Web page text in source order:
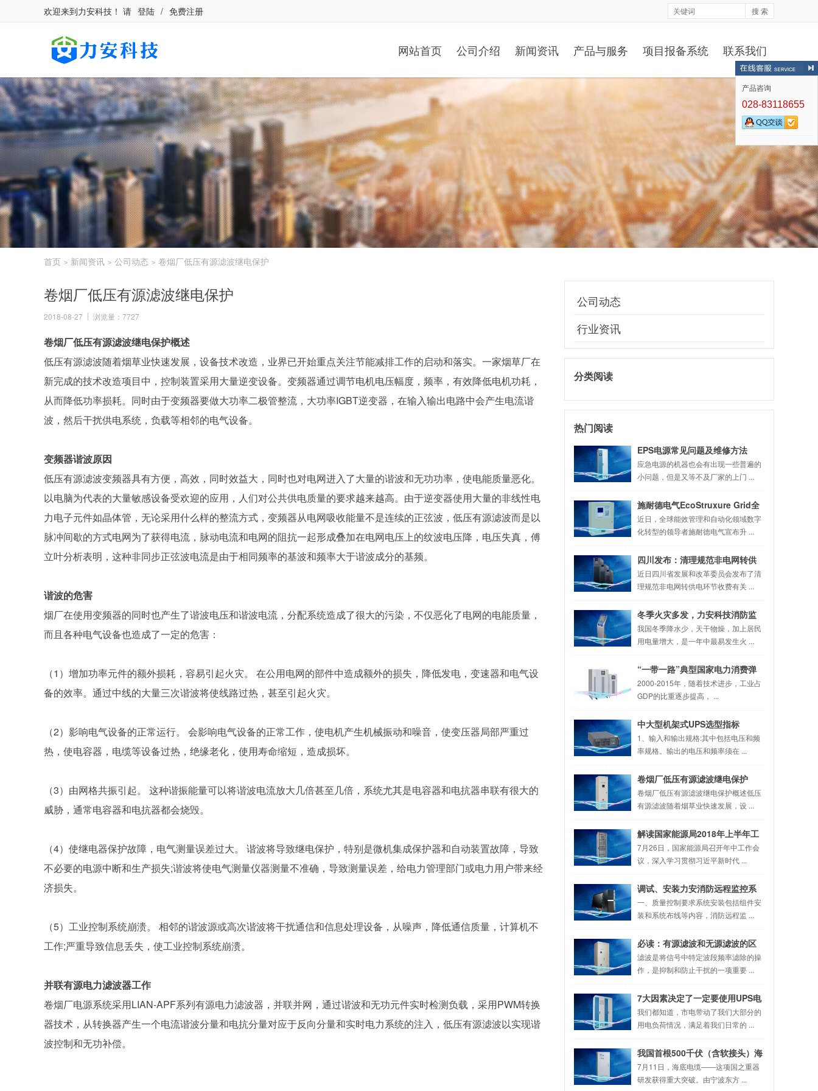
欢迎来到力安科技 ！ 请 登陆 / 免费注册 搜 索
网站首页 公司介绍 新闻资讯 产品与服务 项目报备系统 联系我们
首页 > 新闻资讯 > 公司动态 > 卷烟厂低压有源滤波继电保护
卷烟厂低压有源滤波继电保护
2018-08-27 浏览量：7727
卷烟厂低压有源滤波继电保护概述
低压有源滤波随着烟草业快速发展，设备技术改造，业界已开始重点关注节能减排工作的启动和落实。一家烟草厂在
新完成的技术改造项目中，控制装置采用大量逆变设备。变频器通过调节电机电压幅度，频率，有效降低电机功耗，
从而降低功率损耗。同时由于变频器要做大功率二极管整流，大功率IGBT逆变器，在输入输出电路中会产生电流谐
波，然后干扰供电系统，负载等相邻的电气设备。
变频器谐波原因
低压有源滤波变频器具有方便，高效，同时效益大，同时也对电网进入了大量的谐波和无功功率，使电能质量恶化。
以电脑为代表的大量敏感设备受欢迎的应用，人们对公共供电质量的要求越来越高。由于逆变器使用大量的非线性电
力电子元件如晶体管，无论采用什么样的整流方式，变频器从电网吸收能量不是连续的正弦波，低压有源滤波而是以
脉冲间歇的方式电网为了获得电流，脉动电流和电网的阻抗一起形成叠加在电网电压上的纹波电压降，电压失真，傅
立叶分析表明，这种非同步正弦波电流是由于相同频率的基波和频率大于谐波成分的基频。
谐波的危害
烟厂在使用变频器的同时也产生了谐波电压和谐波电流，分配系统造成了很大的污染，不仅恶化了电网的电能质量，
而且各种电气设备也造成了一定的危害：
（1）增加功率元件的额外损耗，容易引起火灾。 在公用电网的部件中造成额外的损失，降低发电，变速器和电气设
备的效率。通过中线的大量三次谐波将使线路过热，甚至引起火灾。
（2）影响电气设备的正常运行。 会影响电气设备的正常工作，使电机产生机械振动和噪音，使变压器局部严重过
热，使电容器，电缆等设备过热，绝缘老化，使用寿命缩短，造成损坏。
（3）由网格共振引起。 这种谐振能量可以将谐波电流放大几倍甚至几倍，系统尤其是电容器和电抗器串联有很大的
威胁，通常电容器和电抗器都会烧毁。
（4）使继电器保护故障，电气测量误差过大。 谐波将导致继电保护，特别是微机集成保护器和自动装置故障，导致
不必要的电源中断和生产损失;谐波将使电气测量仪器测量不准确，导致测量误差，给电力管理部门或电力用户带来经
济损失。
（5）工业控制系统崩溃。 相邻的谐波源或高次谐波将干扰通信和信息处理设备，从噪声，降低通信质量，计算机不
工作;严重导致信息丢失，使工业控制系统崩溃。
并联有源电力滤波器工作
卷烟厂电源系统采用LIAN-APF系列有源电力滤波器，并联并网，通过谐波和无功元件实时检测负载，采用PWM转换
器技术，从转换器产生一个电流谐波分量和电抗分量对应于反向分量和实时电力系统的注入，低压有源滤波以实现谐
波控制和无功补偿。
公司动态
行业资讯
分类阅读
热门阅读
EPS电源常见问题及维修方法
应急电源的机器也会有出现一些普遍的
小问题，但是又等不及厂家的上门 ...
施耐德电气EcoStruxure Grid全
新升级 助力中国数字化配电网建
设
近日，全球能效管理和自动化领域数字
化转型的领导者施耐德电气宣布升 ...
四川发布：清理规范非电网转供
电环节收费有关事项(征求意见稿)
近日四川省发展和改革委员会发布了清
理规范非电网转供电环节收费有关 ...
冬季火灾多发，力安科技消防监
控设备成解决之道
我国冬季降水少，天干物燥，加上居民
用电量增大，是一年中最易发生火 ...
“一带一路”典型国家电力消费弹
性系数
2000-2015年，随着技术进步，工业占
GDP的比重逐步提高， ...
中大型机架式UPS选型指标
1、输入和输出规格:其中包括电压和频
率规格。输出的电压和频率须在 ...
卷烟厂低压有源滤波继电保护
卷烟厂低压有源滤波继电保护概述低压
有源滤波随着烟草业快速发展，设 ...
解读国家能源局2018年上半年工
作综述
7月26日，国家能源局召开年中工作会
议，深入学习贯彻习近平新时代 ...
调试、安装力安消防远程监控系
统需要掌握的几个关键因素
一、质量控制要求系统安装包括组件安
装和系统布线等内容，消防远程监 ...
必读：有源滤波和无源滤波的区
别
滤波是将信号中特定波段频率滤除的操
作，是抑制和防止干扰的一项重要 ...
7大因素决定了一定要使用UPS电
源和EPS电源，电气人都知道！
我们都知道，市电带动了我们大部分的
用电负荷情况，满足着我们日常的 ...
我国首根500千伏（含软接头）海
缆刷新世界纪录
7月11日，海底电缆——这项国之重器
研发获得重大突破。由宁波东方 ...
产品咨询
028-83118655